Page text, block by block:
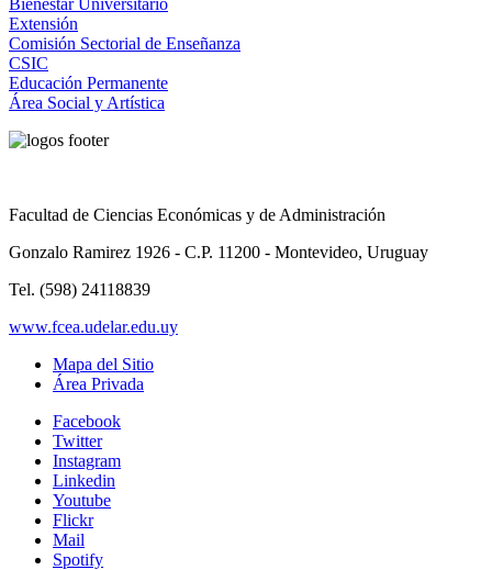
Extensión
Comisión Sectorial de Enseñanza
CSIC
Educación Permanente
Área Social y Artística
Facultad de Ciencias Económicas y de Administración
Gonzalo Ramirez 1926 - C.P. 11200 - Montevideo, Uruguay
Tel. (598) 24118839
www.fcea.udelar.edu.uy
Mapa del Sitio
Área Privada
Facebook
Twitter
Instagram
Linkedin
Youtube
Flickr
Mail
Spotify